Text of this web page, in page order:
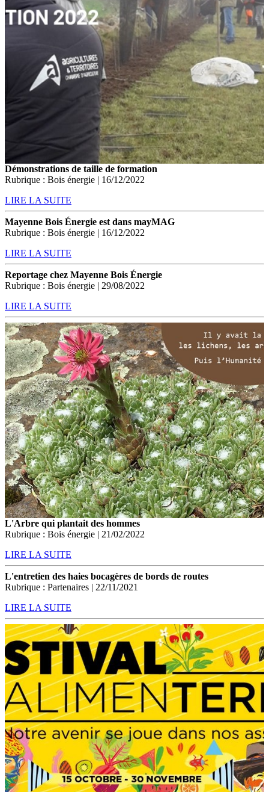
Démonstrations de taille de formation
Rubrique : Bois énergie | 16/12/2022
LIRE LA SUITE
Mayenne Bois Énergie est dans mayMAG
Rubrique : Bois énergie | 16/12/2022
LIRE LA SUITE
Reportage chez Mayenne Bois Énergie
Rubrique : Bois énergie | 29/08/2022
LIRE LA SUITE
L'Arbre qui plantait des hommes
Rubrique : Bois énergie | 21/02/2022
LIRE LA SUITE
L'entretien des haies bocagères de bords de routes
Rubrique : Partenaires | 22/11/2021
LIRE LA SUITE